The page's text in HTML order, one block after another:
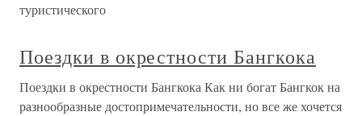
туристического
Поездки в окрестности Бангкока
Поездки в окрестности Бангкока Как ни богат Бангкок на
разнообразные достопримечательности, но все же хочется